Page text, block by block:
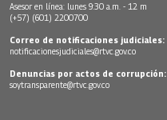
Asesor en línea: lunes 9:30 a.m. - 12 m
(+57) (601) 2200700
Correo de notificaciones judiciales:
notificacionesjudiciales@rtvc.gov.co
Denuncias por actos de corrupción:
soytransparente@rtvc.gov.co